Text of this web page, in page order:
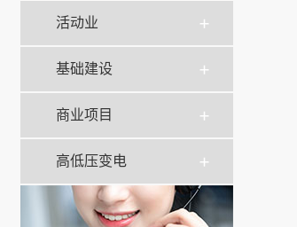
活动业
基础建设
商业项目
高低压变电